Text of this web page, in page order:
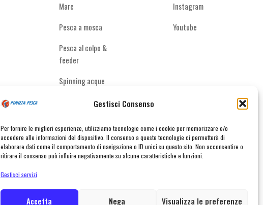
Gestisci Consenso
Per fornire le migliori esperienze, utilizziamo tecnologie come i cookie per memorizzare e/o
accedere alle informazioni del dispositivo. Il consenso a queste tecnologie ci permetterà di
elaborare dati come il comportamento di navigazione o ID unici su questo sito. Non acconsentire o
ritirare il consenso può influire negativamente su alcune caratteristiche e funzioni.
Gestisci servizi
Accetta Nega Visualizza le preferenze
Mare
Pesca a mosca
Pesca al colpo &
feeder
Spinning acque
Instagram
Youtube
Contattaci
created with ♥ byMADL